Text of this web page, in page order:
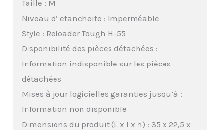
Taille : M
Niveau d’ etancheite : Imperméable
Style : Reloader Tough H-55
Disponibilité des pièces détachées :
Information indisponible sur les pièces
détachées
Mises à jour logicielles garanties jusqu’à :
Information non disponible
Dimensions du produit (L x l x h) : 35 x 22,5 x